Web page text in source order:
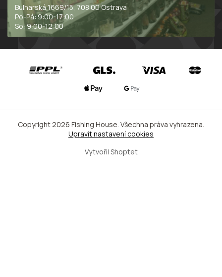
Bulharská 1669/15, 708 00 Ostrava
Po-Pá: 9:00-17:00
So: 9:00-12:00
Vytvořil Shoptet
Copyright 2026 Fishing House. Všechna práva vyhrazena.
Upravit nastavení cookies